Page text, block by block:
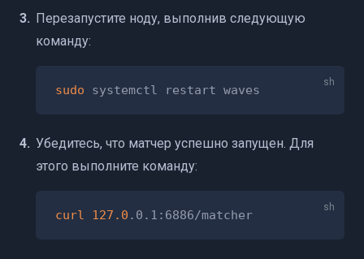
Перезапустите ноду, выполнив следующую
команду:
sudo
Убедитесь, что матчер успешно запущен. Для
этого выполните команду:
curl 127.0